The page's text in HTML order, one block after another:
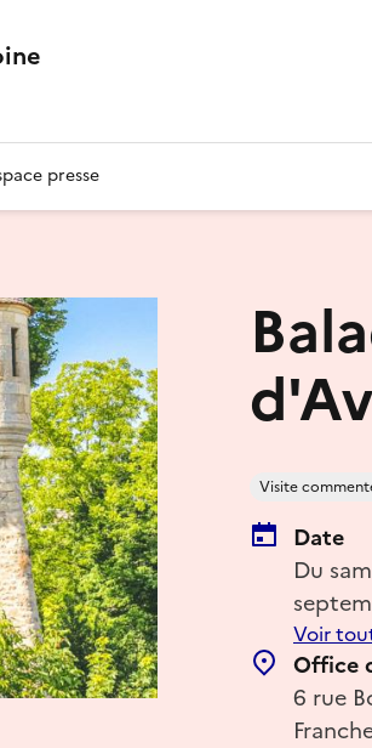
presse
Visite
Date
Du
Voir
Office
6 rue